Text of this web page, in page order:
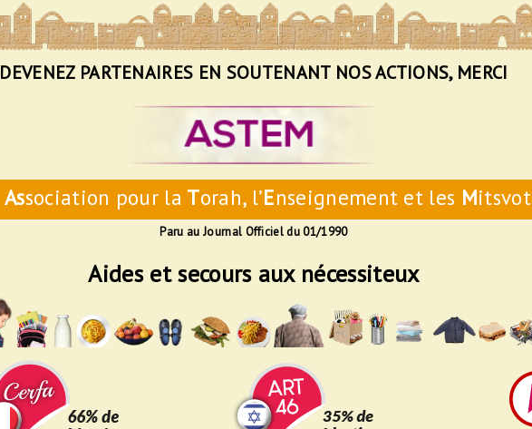
DEVENEZ PARTENAIRES EN SOUTENANT NOS ACTIONS, MERCI
Association pour la Torah, l’Enseignement et les Mitsvot
Paru au Journal Officiel du 01/1990
Aides et secours aux nécessiteux